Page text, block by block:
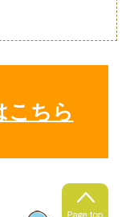
こちら